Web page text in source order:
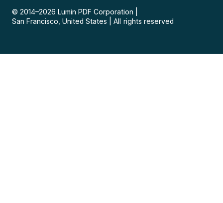
© 2014–2026 Lumin PDF Corporation
San Francisco, United States
All rights reserved